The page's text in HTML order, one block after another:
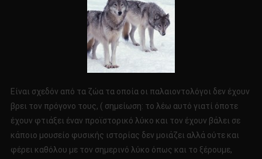
Είναι σχεδόν από τα ζώα τα οποία οι παλαιοντολόγοι δεν έχουν
βρει τον πρόγονο τους, ( σημείωση: το λέω αυτό γιατί όποτε
έχουν φτιάξει έναν προϊστορικό λύκο και τον έχουν βάλει σε
κάποιο μουσείο φυσικής ιστορίας δεν μοιάζει αλλά ούτε και
φέρει καθόλου με τον σημερινό λύκο όπως και το ξέρουμε,